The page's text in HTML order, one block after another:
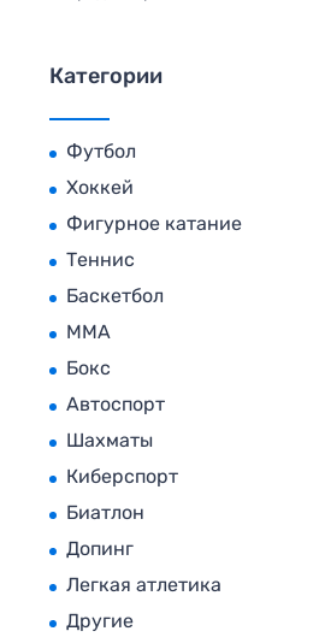
Категории
Футбол
Хоккей
Фигурное катание
Теннис
Баскетбол
MMA
Бокс
Автоспорт
Шахматы
Киберспорт
Биатлон
Допинг
Легкая атлетика
Другие